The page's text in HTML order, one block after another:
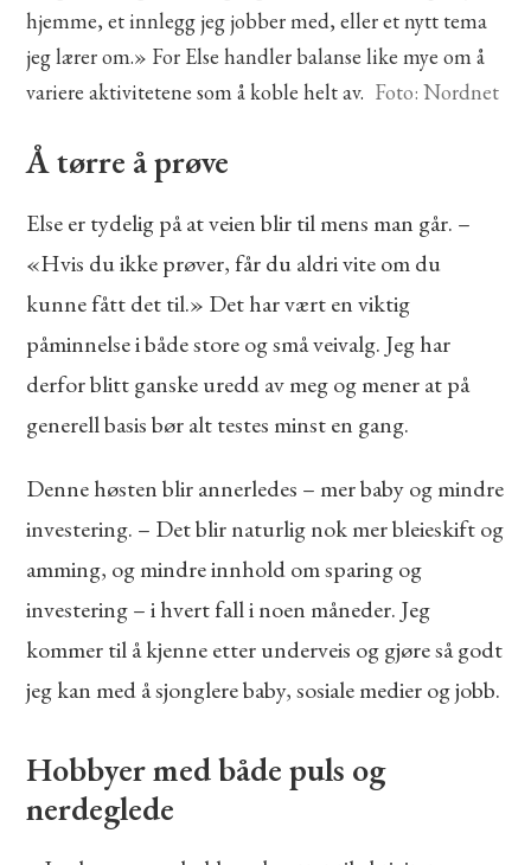
hjemme, et innlegg jeg jobber med, eller et nytt tema
jeg lærer om.» For Else handler balanse like mye om å
variere aktivitetene som å koble helt av. Foto: Nordnet
Å tørre å prøve
Else er tydelig på at veien blir til mens man går. –
«Hvis du ikke prøver, får du aldri vite om du
kunne fått det til.» Det har vært en viktig
påminnelse i både store og små veivalg. Jeg har
derfor blitt ganske uredd av meg og mener at på
generell basis bør alt testes minst en gang.
Denne høsten blir annerledes – mer baby og mindre
investering. – Det blir naturlig nok mer bleieskift og
amming, og mindre innhold om sparing og
investering – i hvert fall i noen måneder. Jeg
kommer til å kjenne etter underveis og gjøre så godt
jeg kan med å sjonglere baby, sosiale medier og jobb.
Hobbyer med både puls og
nerdeglede